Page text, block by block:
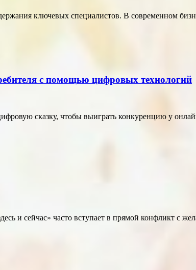
ключевых специалистов. В современном
с помощью цифровых технологий
сказку, чтобы выиграть конкуренцию у
и сейчас» часто вступает в прямой конфликт с